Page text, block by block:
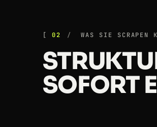
02 WAS SIE SCRAPEN
SOFORT